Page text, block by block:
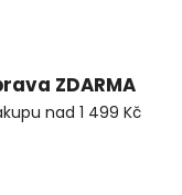
ZDARMA
nad 1 499 Kč